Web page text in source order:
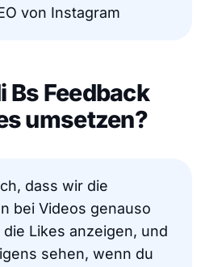
von Instagram
Bs Feedback
umsetzen?
dass wir die
bei Videos genauso
Likes anzeigen, und
sehen, wenn du